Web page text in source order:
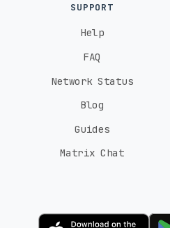
SUPPORT
Help
FAQ
Network Status
Blog
Guides
Matrix Chat